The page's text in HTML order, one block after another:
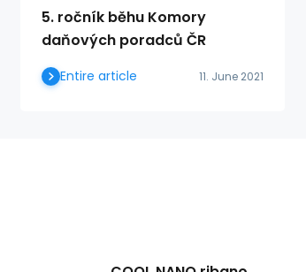
5. ročník běhu Komory
daňových poradců ČR
11. June 2021
Entire article